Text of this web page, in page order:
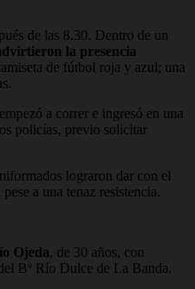
de las 8.30. Dentro de un
la presencia
de fútbol roja y azul; una
a correr e ingresó en una
policías, previo solicitar
lograron dar con el
a una tenaz resistencia.
Ojeda, de 30 años, con
Bº Río Dulce de La Banda.